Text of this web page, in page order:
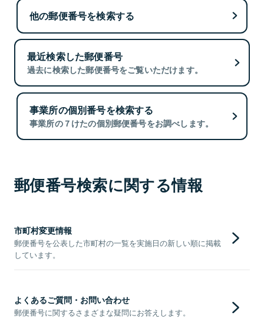
他の郵便番号を検索する
最近検索した郵便番号
過去に検索した郵便番号をご覧いただけます。
事業所の個別番号を検索する
事業所の７けたの個別郵便番号をお調べします。
郵便番号検索に関する情報
市町村変更情報
郵便番号を公表した市町村の一覧を実施日の新しい順に掲載
しています。
よくあるご質問・お問い合わせ
郵便番号に関するさまざまな疑問にお答えします。